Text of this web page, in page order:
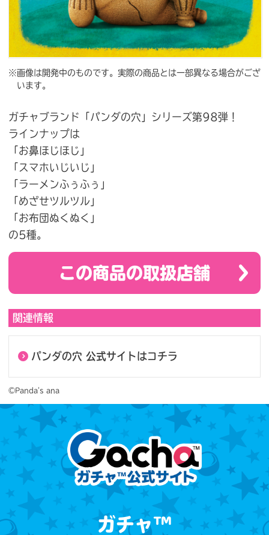
※画像は開発中のものです。実際の商品とは一部異なる場合がござ
います。
ガチャブランド「パンダの穴」シリーズ第98弾！
ラインナップは
「お鼻ほじほじ」
「スマホいじいじ」
「ラーメンふぅふぅ」
「めざせツルツル」
「お布団ぬくぬく」
の5種。
この商品の取扱店舗
関連情報
パンダの穴 公式サイトはコチラ
©Panda's ana
ガチャ™